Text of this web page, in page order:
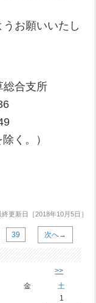
お願いいたし
合支所
く。）
終更新日［2018年10月5日］
39 次へ→
>>
金
土
1